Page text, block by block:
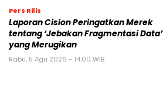
Pers Rilis
Laporan Cision Peringatkan Merek
tentang ‘Jebakan Fragmentasi Data’
yang Merugikan
Rabu, 5 Agu 2026 - 14:00 WIB